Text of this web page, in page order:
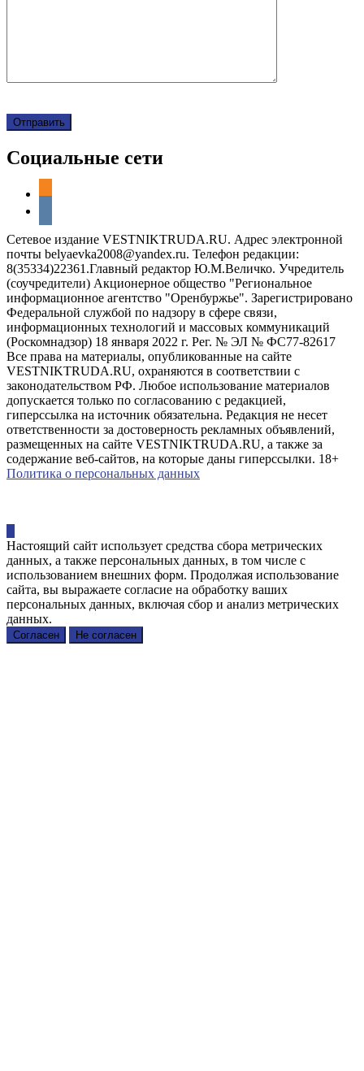
Социальные сети
Сетевое издание VESTNIKTRUDA.RU. Адрес электронной
почты belyaevka2008@yandex.ru. Телефон редакции:
8(35334)22361.Главный редактор Ю.М.Величко. Учредитель
(соучредители) Акционерное общество "Региональное
информационное агентство "Оренбуржье". Зарегистрировано
Федеральной службой по надзору в сфере связи,
информационных технологий и массовых коммуникаций
(Роскомнадзор) 18 января 2022 г. Рег. № ЭЛ № ФС77-82617
Все права на материалы, опубликованные на сайте
VESTNIKTRUDA.RU, охраняются в соответствии с
законодательством РФ. Любое использование материалов
допускается только по согласованию с редакцией,
гиперссылка на источник обязательна. Редакция не несет
ответственности за достоверность рекламных объявлений,
размещенных на сайте VESTNIKTRUDA.RU, а также за
содержание веб-сайтов, на которые даны гиперссылки. 18+
Политика о персональных данных
Настоящий сайт использует средства сбора метрических
данных, а также персональных данных, в том числе с
использованием внешних форм. Продолжая использование
сайта, вы выражаете согласие на обработку ваших
персональных данных, включая сбор и анализ метрических
данных.
Согласен Не согласен